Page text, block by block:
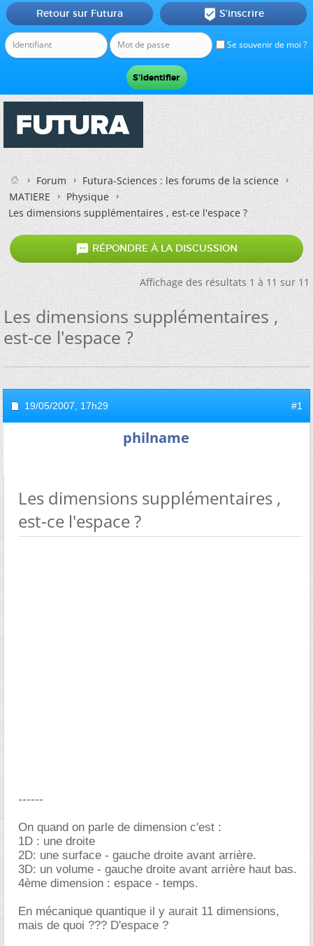
Se souvenir de moi ?
Retour sur Futura  S'inscrire
Forum
Futura-Sciences : les forums de la science
MATIERE
Physique
Les dimensions supplémentaires , est-ce l'espace ?
 RÉPONDRE À LA DISCUSSION
Affichage des résultats 1 à 11 sur 11
Les dimensions supplémentaires ,
est-ce l'espace ?
19/05/2007, 17h29 #1
philname
Les dimensions supplémentaires ,
est-ce l'espace ?
------
On quand on parle de dimension c'est :
1D : une droite
2D: une surface - gauche droite avant arrière.
3D: un volume - gauche droite avant arrière haut bas.
4ème dimension : espace - temps.
En mécanique quantique il y aurait 11 dimensions,
mais de quoi ??? D'espace ?